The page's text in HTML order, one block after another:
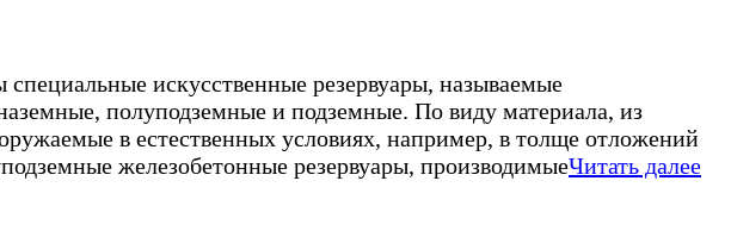
искусственные резервуары, называемые
полуподземные и подземные. По виду материала, из
в естественных условиях, например, в толще отложений
железобетонные резервуары, производимыеЧитать далее